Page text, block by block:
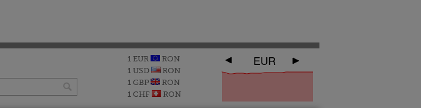
1 EUR
RON
1 USD
RON
1 GBP
RON
1 CHF
RON
EUR